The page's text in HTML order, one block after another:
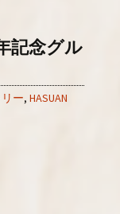
記念グル
リー, HASUAN